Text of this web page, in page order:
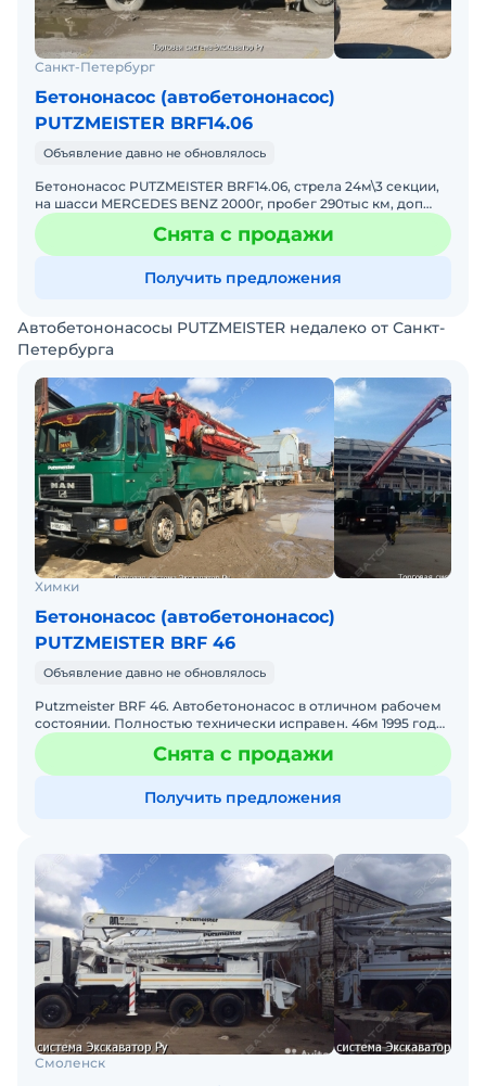
Санкт-Петербург
Бетононасос (автобетононасос)
PUTZMEISTER BRF14.06
Объявление давно не обновлялось
Бетононасос PUTZMEISTER BRF14.06, стрела 24м\3 секции,
на шасси MERCEDES BENZ 2000г, пробег 290тыс км, доп
бетоноводы 50метров, полный капремонт установки в Евр
Снята с продажи
Получить предложения
Автобетононасосы PUTZMEISTER недалеко от Санкт-
Петербурга
Химки
Бетононасос (автобетононасос)
PUTZMEISTER BRF 46
Объявление давно не обновлялось
Putzmeister BRF 46. Автобетононасос в отличном рабочем
состоянии. Полностью технически исправен. 46м 1995 года.
Заменены все необходимые раcходники. Торг возмож
Снята с продажи
Получить предложения
Смоленск